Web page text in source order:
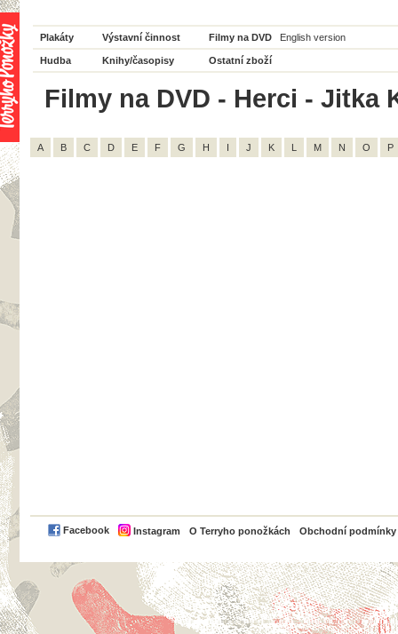
Plakáty Výstavní činnost Filmy na DVD English version
Hudba Knihy/časopisy Ostatní zboží
Filmy na DVD - Herci - Jitka
A B C D E F G H I J K L M N O P
Facebook Instagram O Terryho ponožkách Obchodní podmínky
PayPal